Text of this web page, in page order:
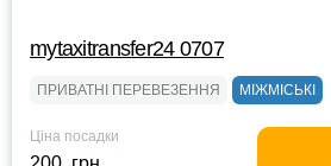
mytaxitransfer24 0707
ПРИВАТНІ ПЕРЕВЕЗЕННЯ МІЖМІСЬКІ
Ціна посадки